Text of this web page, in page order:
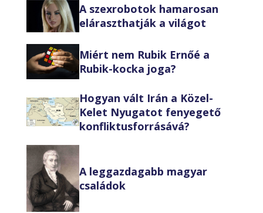
A szexrobotok hamarosan
eláraszthatják a világot
Miért nem Rubik Ernőé a
Rubik-kocka joga?
Hogyan vált Irán a Közel-
Kelet Nyugatot fenyegető
konfliktusforrásává?
A leggazdagabb magyar
családok